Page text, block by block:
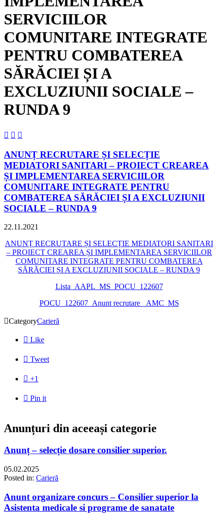
SERVICIILOR
COMUNITARE INTEGRATE
PENTRU COMBATEREA
SĂRĂCIEI ȘI A
EXCLUZIUNII SOCIALE –
RUNDA 9
  
ANUNȚ RECRUTARE ȘI SELECȚIE
MEDIATORI SANITARI – PROIECT CREAREA
ȘI IMPLEMENTAREA SERVICIILOR
COMUNITARE INTEGRATE PENTRU
COMBATEREA SĂRĂCIEI ȘI A EXCLUZIUNII
SOCIALE – RUNDA 9
22.11.2021
ANUNȚ RECRUTARE ȘI SELECȚIE MEDIATORI SANITARI
– PROIECT CREAREA ȘI IMPLEMENTAREA SERVICIILOR
COMUNITARE INTEGRATE PENTRU COMBATEREA
SĂRĂCIEI ȘI A EXCLUZIUNII SOCIALE – RUNDA 9
Lista_AAPL_MS_POCU_122607
POCU_122607_Anunt recrutare _AMC_MS
CategoryCarieră
 Like
 Tweet
 +1
 Pin it
Anunțuri din aceeași categorie
Anunț – selecție dosare consilier superior.
05.02.2025
Posted in: Carieră
Anunt organizare concurs – Consilier superior la
Asistenta medicale si programe de sanatate